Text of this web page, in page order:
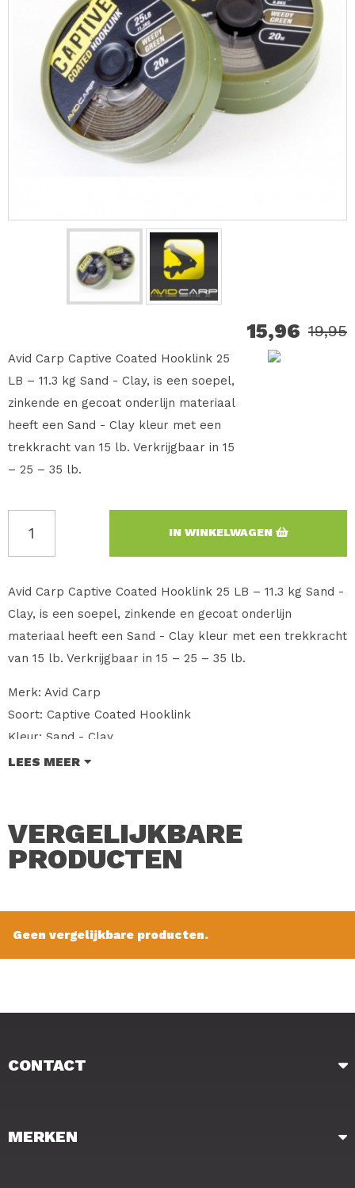
15,96 19,95
Avid Carp Captive Coated Hooklink 25
LB – 11.3 kg Sand - Clay, is een soepel,
zinkende en gecoat onderlijn materiaal
heeft een Sand - Clay kleur met een
trekkracht van 15 lb. Verkrijgbaar in 15
– 25 – 35 lb.
IN WINKELWAGEN
Avid Carp Captive Coated Hooklink 25 LB – 11.3 kg Sand -
Clay, is een soepel, zinkende en gecoat onderlijn
materiaal heeft een Sand - Clay kleur met een trekkracht
van 15 lb. Verkrijgbaar in 15 – 25 – 35 lb.
Merk: Avid Carp
Soort: Captive Coated Hooklink
Kleur: Sand - Clay
Trekkracht: 25lb – 11.3 Kg
LEES MEER
VERGELIJKBARE
PRODUCTEN
Geen vergelijkbare producten.
CONTACT
MERKEN